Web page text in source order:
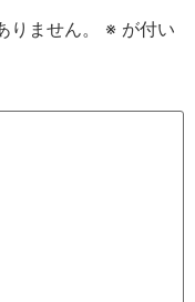
ません。 ※ が付い